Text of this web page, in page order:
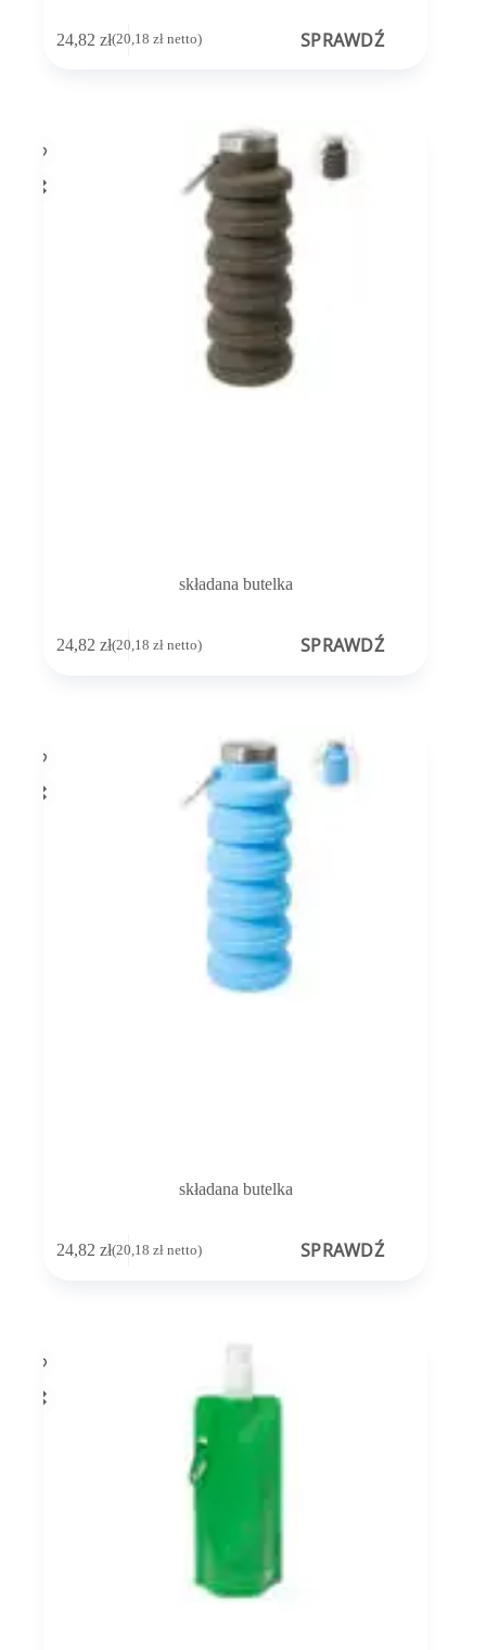
24,82 zł(20,18 złnetto) SPRAWDŹ
składana butelka
24,82 zł(20,18 złnetto) SPRAWDŹ
składana butelka
24,82 zł(20,18 złnetto) SPRAWDŹ